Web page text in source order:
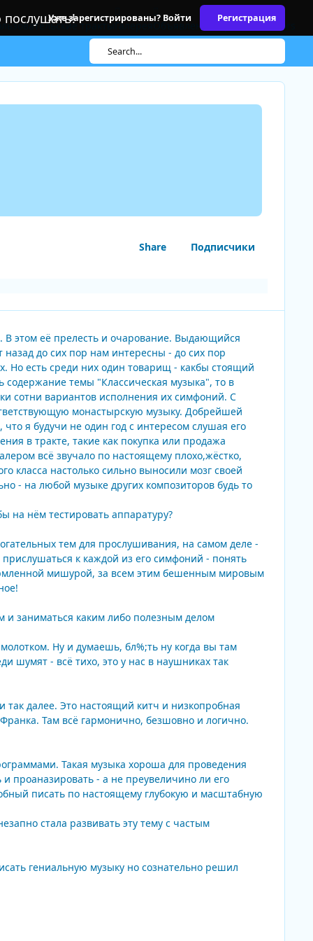
послушать! трактыГалереяОбъявления Topic Moderators
Уже зарегистрированы? Войти Регистрация
Search...
Share Подписчики
В этом её прелесть и очарование. Выдающийся
назад до сих пор нам интересны - до сих пор
Но есть среди них один товарищ - какбы стоящий
содержание темы "Классическая музыка", то в
сотни вариантов исполнения их симфоний. С
монастырскую музыку. Добрейшей
я будучи не один год с интересом слушая его
в тракте, такие как покупка или продажа
всё звучало по настоящему плохо,жёстко,
класса настолько сильно выносили мозг своей
- на любой музыке других композиторов будь то
на нём тестировать аппаратуру?
тем для прослушивания, на самом деле -
к каждой из его симфоний - понять
мишурой, за всем этим бешенным мировым
и заниматься каким либо полезным делом
Ну и думаешь, бл%;ть ну когда вы там
шумят - всё тихо, это у нас в наушниках так
так далее. Это настоящий китч и низкопробная
Там всё гармонично, безшовно и логично.
Такая музыка хороша для проведения
проаназировать - а не преувеличино ли его
писать по настоящему глубокую и масштабную
стала развивать эту тему с частым
гениальную музыку но сознательно решил